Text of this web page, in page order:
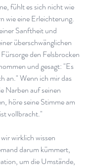
fühlt es sich nicht wie
wie eine Erleichterung.
Sanftheit und
überschwänglichen
den Felsbrocken
und gesagt: "Es
an." Wenn ich mir das
Narben auf seinen
höre seine Stimme am
vollbracht."
wirklich wissen
darum kümmert,
um die Umstände,